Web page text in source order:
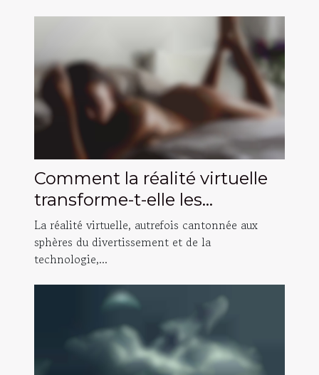
Comment la réalité virtuelle
transforme-t-elle les
expériences adultes en 2025
?
La réalité virtuelle, autrefois cantonnée aux
sphères du divertissement et de la
technologie,...